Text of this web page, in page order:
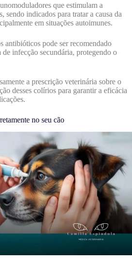
que estimulam a
sendo indicados para tratar a causa da
em situações autoimunes.
antibióticos pode ser recomendado
infecção secundária, protegendo o
a prescrição veterinária sobre o
desses colírios para garantir a eficácia
no seu cão